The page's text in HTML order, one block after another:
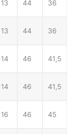
13 44 36
13 44 36
14 46 41,5
14 46 41,5
16 46 45